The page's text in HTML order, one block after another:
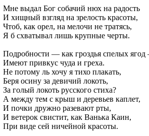
Мне выдал Бог собачий нюх на радость
И хищный взгляд на зрелость красоты,
Чтоб, как орел, на мелочи не тратясь,
Я б схватывал лишь крупные черты.
Подробности — как гроздья спелых
Имеют привкус чуда и греха.
Не потому ль хочу я тихо плакать,
Беря осину за девичий локоть,
За голый локоть русского стиха?
А между тем с крыш и деревьев каплет,
И почки дружно разевают рты,
И ветерок свистит, как Ванька Каин,
При виде сей ничейной красоты.